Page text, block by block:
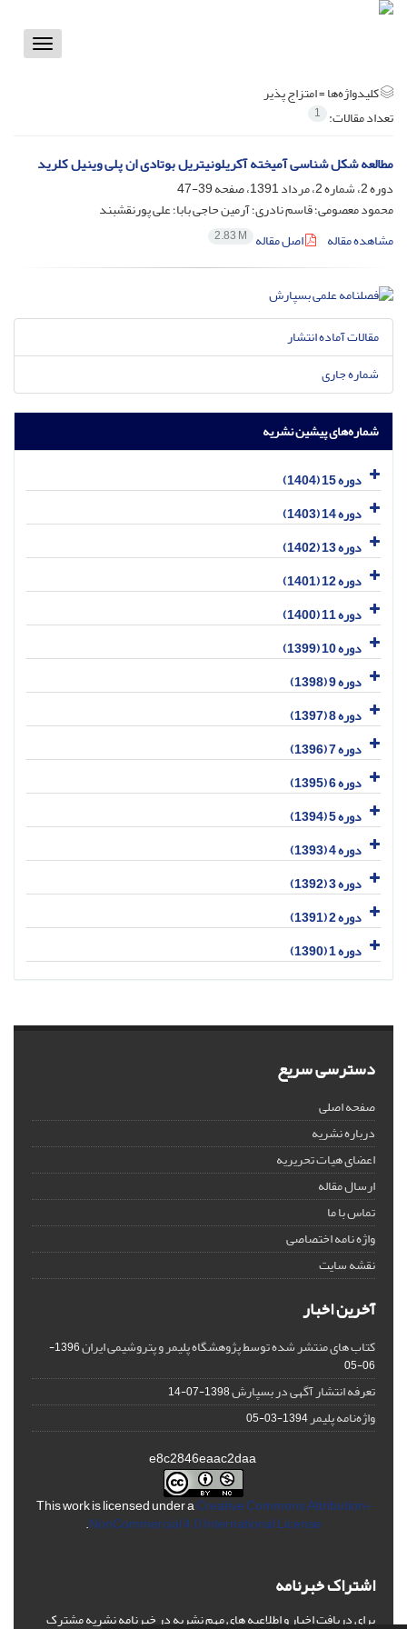
Toggle
کلیدواژه‌ها =امتزاج پذیر
تعداد مقالات: 1
مطالعه شکل شناسی آمیخته آکریلونیتریل بوتادی ان پلی وینیل کلرید
دوره 2، شماره 2، مرداد 1391، صفحه
39-47
محمود معصومی؛ قاسم نادری؛ آرمین حاجی بابا؛ علی پورنقشبند
مشاهده مقاله
اصل مقاله 2.83 M
مقالات آماده انتشار
شماره جاری
شماره‌های پیشین نشریه
دوره 15 (1404)
دوره 14 (1403)
دوره 13 (1402)
دوره 12 (1401)
دوره 11 (1400)
دوره 10 (1399)
دوره 9 (1398)
دوره 8 (1397)
دوره 7 (1396)
دوره 6 (1395)
دوره 5 (1394)
دوره 4 (1393)
دوره 3 (1392)
دوره 2 (1391)
دوره 1 (1390)
دسترسی سریع
صفحه اصلی
درباره نشریه
اعضای هیات تحریریه
ارسال مقاله
تماس با ما
واژه نامه اختصاصی
نقشه سایت
آخرین اخبار
کتاب های منتشر شده توسط پژوهشگاه پلیمر و پتروشیمی ایران
1396-
06-05
تعرفه انتشار آگهی در بسپارش1398-07-14
واژه‌نامه پلیمر1394-03-05
This work is licensed under aCreative Commons Attribution-
NonCommercial 4.0 International License
.
اشتراک خبرنامه
برای دریافت اخبار و اطلاعیه های مهم نشریه در خبرنامه نشریه مشترک